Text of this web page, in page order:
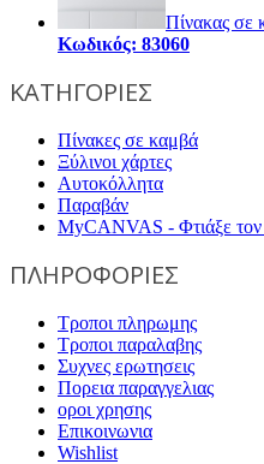
Πίνακας σε
Κωδικός: 83060
ΚΑΤΗΓΟΡΙΕΣ
Πίνακες σε καμβά
Ξύλινοι χάρτες
Αυτοκόλλητα
Παραβάν
MyCANVAS - Φτιάξε τον
ΠΛΗΡΟΦΟΡΙΕΣ
Τροποι πληρωμης
Τροποι παραλαβης
Συχνες ερωτησεις
Πορεια παραγγελιας
οροι χρησης
Επικοινωνια
Wishlist